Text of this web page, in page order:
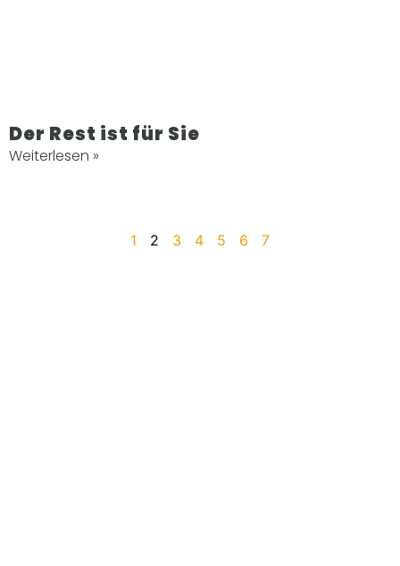
Der Rest ist für Sie
Weiterlesen »
1 2 3 4 5 6 7